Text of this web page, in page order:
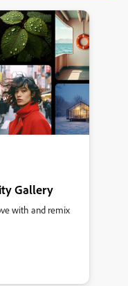
Gallery
with and remix